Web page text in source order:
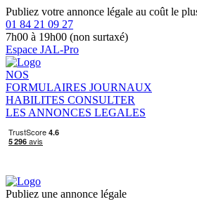
Publiez votre annonce légale au coût le
01 84 21 09 27
7h00 à 19h00 (non surtaxé)
Espace JAL-Pro
NOS
FORMULAIRES JOURNAUX
HABILITES CONSULTER
LES ANNONCES LEGALES
Publiez une annonce légale